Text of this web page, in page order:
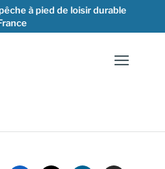
à pied de loisir durable